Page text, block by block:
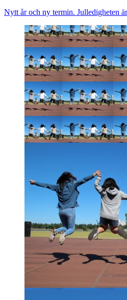
Nytt år och ny termin. Julledigheten